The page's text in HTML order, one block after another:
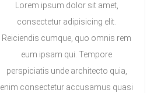
Lorem ipsum dolor sit amet,
consectetur adipisicing elit.
Reiciendis cumque, quo omnis rem
eum ipsam qui. Tempore
perspiciatis unde architecto quia,
enim consectetur accusamus quasi